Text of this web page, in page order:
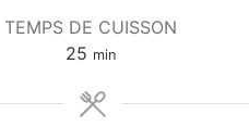
TEMPS DE CUISSON
25minutes
min